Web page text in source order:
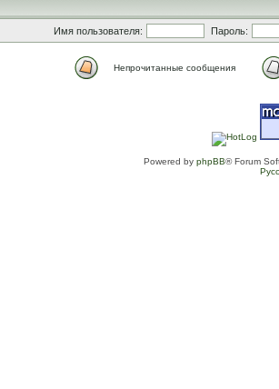
Имя пользователя: Пароль:
Непрочитанные сообщения
Powered by phpBB® Forum